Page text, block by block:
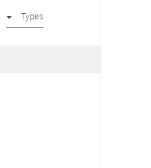
Types